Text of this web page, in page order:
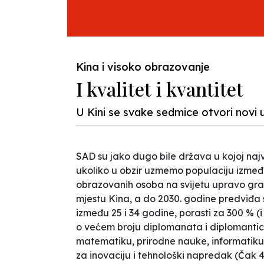
Kina i visoko obrazovanje
I kvalitet i kvantitet
U Kini se svake sedmice otvori novi
SAD su jako dugo bile država u kojoj
ukoliko u obzir uzmemo populaciju
obrazovanih osoba na svijetu upravo
mjestu Kina, a do 2030. godine
između 25 i 34 godine, porasti za 300 %
o većem broju diplomanata i
matematiku, prirodne nauke,
za inovaciju i tehnološki napredak (Čak